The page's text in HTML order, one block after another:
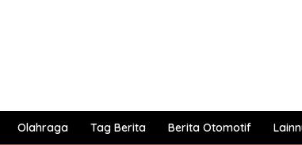
Olahraga Tag Berita Berita Otomotif